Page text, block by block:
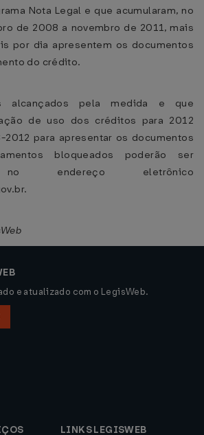
Nota Legal e que acumularam, no
de 2008 a novembro de 2011, mais
por dia apresentem os documentos
do crédito.
alcançados pela medida e que
de uso dos créditos para 2012
para apresentar os documentos
bloqueados poderão ser
no endereço eletrônico
e atualizado com o LegisWeb.
LINKS LEGISWEB